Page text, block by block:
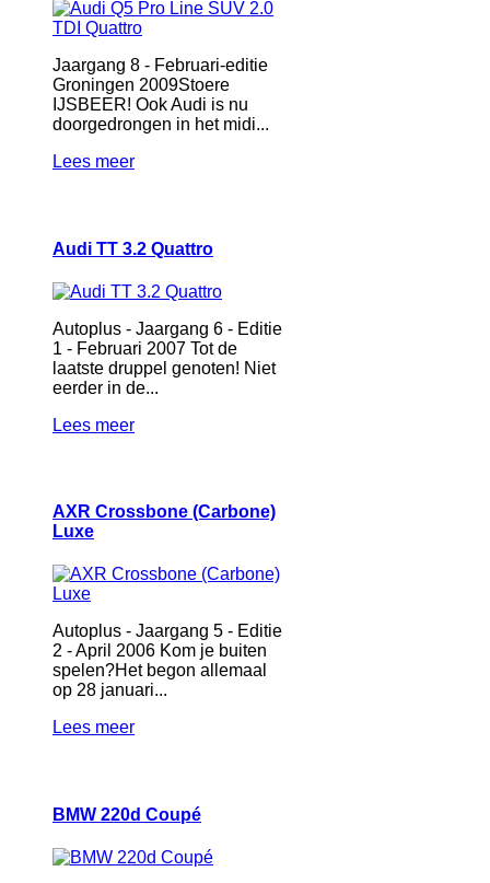
Jaargang 8 - Februari-editie
Groningen 2009Stoere
IJSBEER! Ook Audi is nu
doorgedrongen in het midi...
Lees meer
Audi TT 3.2 Quattro
Autoplus - Jaargang 6 - Editie
1 - Februari 2007 Tot de
laatste druppel genoten! Niet
eerder in de...
Lees meer
AXR Crossbone (Carbone)
Luxe
Autoplus - Jaargang 5 - Editie
2 - April 2006 Kom je buiten
spelen?Het begon allemaal
op 28 januari...
Lees meer
BMW 220d Coupé